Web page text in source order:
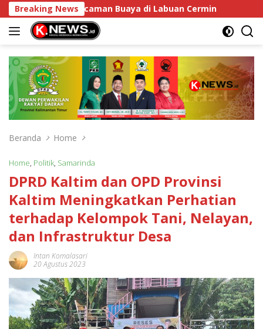
Langsung
ke
konten
Breaking News
Atasi Ancaman Buaya di Labuan Cermin DPRD
Beranda Home
Home, Politik, Samarinda
DPRD Kaltim dan OPD Provinsi
Kaltim Meningkatkan Perhatian
terhadap Kelompok Tani, Nelayan,
dan Infrastruktur Desa
Intan Komalasari
20 Agustus 2023